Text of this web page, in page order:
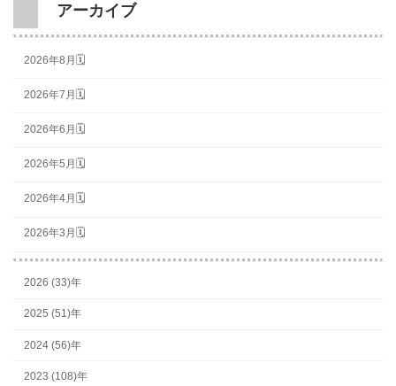
アーカイブ
2026年8月🗓
2026年7月🗓
2026年6月🗓
2026年5月🗓
2026年4月🗓
2026年3月🗓
2026 (33)年
2025 (51)年
2024 (56)年
2023 (108)年